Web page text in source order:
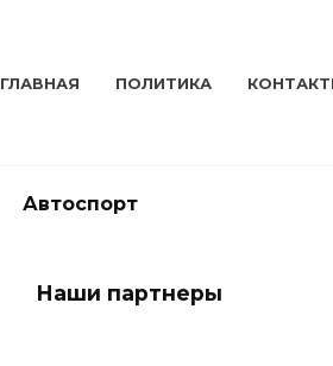
ГЛАВНАЯ ПОЛИТИКА
Автоспорт
Наши партнеры